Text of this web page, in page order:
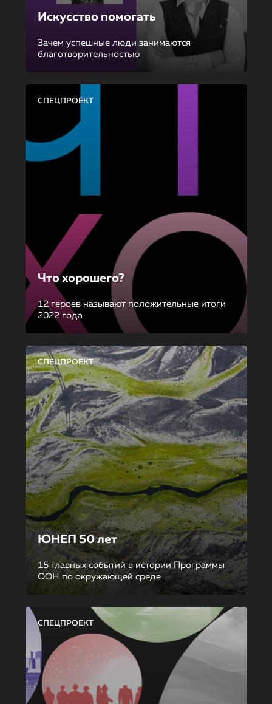
Искусство помогать
Зачем успешные люди занимаются
благотворительностью
СПЕЦПРОЕКТ
Что хорошего?
12 героев называют положительные итоги
2022 года
СПЕЦПРОЕКТ
ЮНЕП 50 лет
15 главных событий в истории Программы
ООН по окружающей среде
СПЕЦПРОЕКТ